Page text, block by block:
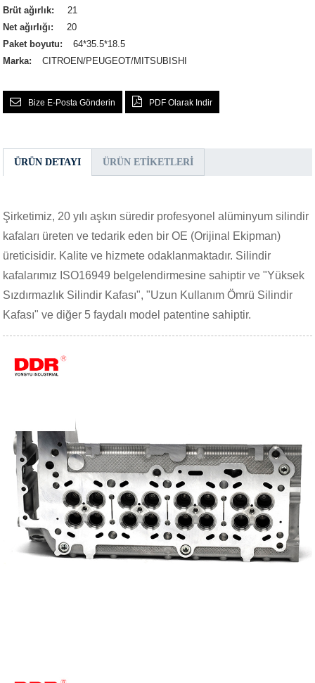
Brüt ağırlık:
21
Net ağırlığı:
20
Paket boyutu:
64*35.5*18.5
Marka:
CITROEN/PEUGEOT/MITSUBISHI
Bize E-Posta Gönderin PDF Olarak Indir
ÜRÜN DETAYI ÜRÜN ETIKETLERI
Şirketimiz, 20 yılı aşkın süredir profesyonel alüminyum silindir
kafaları üreten ve tedarik eden bir OE (Orijinal Ekipman)
üreticisidir. Kalite ve hizmete odaklanmaktadır. Silindir
kafalarımız ISO16949 belgelendirmesine sahiptir ve "Yüksek
Sızdırmazlık Silindir Kafası", "Uzun Kullanım Ömrü Silindir
Kafası" ve diğer 5 faydalı model patentine sahiptir.